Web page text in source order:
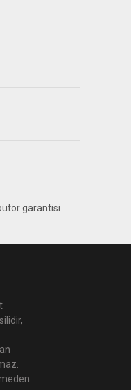
garantisi